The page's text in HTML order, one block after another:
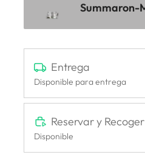
Summaron-
Entrega
Disponible para entrega
Reservar y Recoger
Disponible